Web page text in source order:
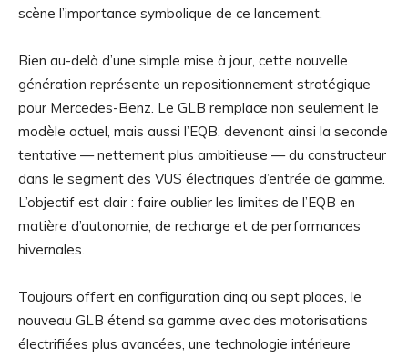
scène l’importance symbolique de ce lancement.
Bien au-delà d’une simple mise à jour, cette nouvelle
génération représente un repositionnement stratégique
pour Mercedes-Benz. Le GLB remplace non seulement le
modèle actuel, mais aussi l’EQB, devenant ainsi la seconde
tentative — nettement plus ambitieuse — du constructeur
dans le segment des VUS électriques d’entrée de gamme.
L’objectif est clair : faire oublier les limites de l’EQB en
matière d’autonomie, de recharge et de performances
hivernales.
Toujours offert en configuration cinq ou sept places, le
nouveau GLB étend sa gamme avec des motorisations
électrifiées plus avancées, une technologie intérieure